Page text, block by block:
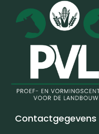
Contactgegevens